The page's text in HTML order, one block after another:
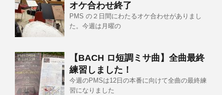
オケ合わせ終了
PMS の２日間にわたるオケ合わせがありまし
た。今週は月曜の
【BACH ロ短調ミサ曲】全曲最終
練習しました！
今週のPMSは12日の本番に向けて全曲の最終練
習になりました